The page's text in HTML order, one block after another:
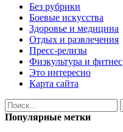
Основное
меню
Без рубрики
Боевые искусства
Здоровье и медицина
Отдых и развлечения
Пресс-релизы
Физкультура и фитнес
Это интересно
Карта сайта
Найти:
Популярные метки